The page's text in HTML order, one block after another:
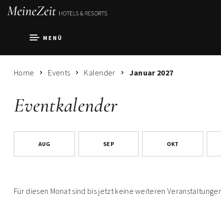
MENÜ
Home Events Kalender Januar 2027
Eventkalender
AUG SEP OKT
Für diesen Monat sind bis jetzt keine weiteren